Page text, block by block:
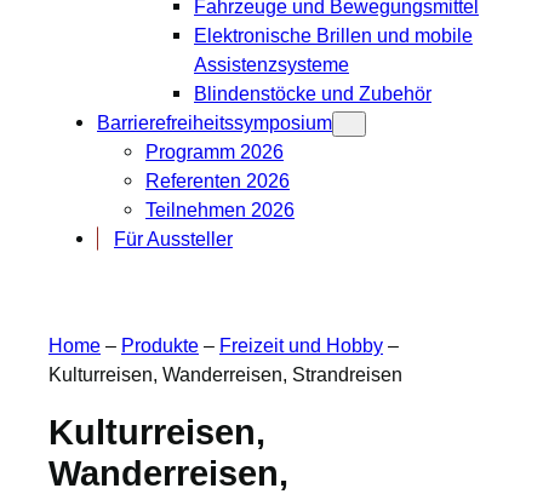
Fahrzeuge und Bewegungsmittel
Elektronische Brillen und mobile
Assistenzsysteme
Blindenstöcke und Zubehör
Barrierefreiheitssymposium
Programm 2026
Referenten 2026
Teilnehmen 2026
Für Aussteller
Home – Produkte – Freizeit und Hobby –
Kulturreisen, Wanderreisen, Strandreisen
Kulturreisen,
Wanderreisen,